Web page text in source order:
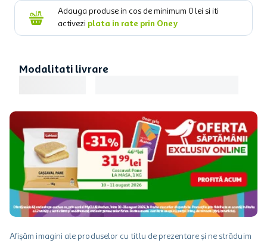
Adauga produse in cos de minimum 0 lei si iti
activezi plata in rate prin Oney
Modalitati livrare
Afișăm imagini ale produselor cu titlu de prezentare și ne străduim